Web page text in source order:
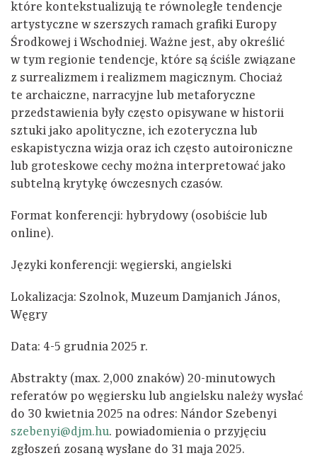
które kontekstualizują te równoległe tendencje
artystyczne w szerszych ramach grafiki Europy
Środkowej i Wschodniej. Ważne jest, aby określić
w tym regionie tendencje, które są ściśle związane
z surrealizmem i realizmem magicznym. Chociaż
te archaiczne, narracyjne lub metaforyczne
przedstawienia były często opisywane w historii
sztuki jako apolityczne, ich ezoteryczna lub
eskapistyczna wizja oraz ich często autoironiczne
lub groteskowe cechy można interpretować jako
subtelną krytykę ówczesnych czasów.
Format konferencji: hybrydowy (osobiście lub
online).
Języki konferencji: węgierski, angielski
Lokalizacja: Szolnok, Muzeum Damjanich János,
Węgry
Data: 4-5 grudnia 2025 r.
Abstrakty (max. 2,000 znaków) 20-minutowych
referatów po węgiersku lub angielsku należy wysłać
do 30 kwietnia 2025 na odres: Nándor Szebenyi
szebenyi@djm.hu. powiadomienia o przyjęciu
zgłoszeń zosaną wysłane do 31 maja 2025.